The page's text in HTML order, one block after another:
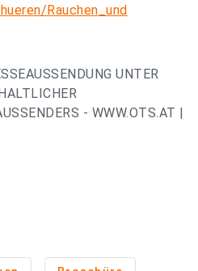
Rauchen_und
UNTER
- WWW.OTS.AT |